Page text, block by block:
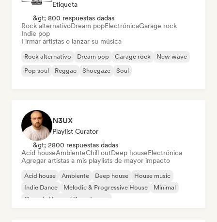
Etiqueta
&gt; 800 respuestas dadas
Rock alternativoDream popElectrónicaGarage rock
Indie pop
Firmar artistas o lanzar su música
Rock alternativo Dream pop Garage rock
New wave
Pop soul
Reggae Shoegaze Soul
N3UX
Playlist Curator
&gt; 2800 respuestas dadas
Acid houseAmbienteChill outDeep houseElectrónica
Agregar artistas a mis playlists de mayor impacto
Acid house Ambiente Deep house
House music
Indie Dance
Melodic & Progressive House
Minimal
Organic House / Downtempo